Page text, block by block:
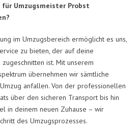
Umzugsmeister Probst
im Umzugsbereich ermöglicht es uns,
zu bieten, der auf deine
ist. Mit unserem
übernehmen wir sämtliche
anfallen. Von der professionellen
über den sicheren Transport bis hin
in deinem neuen Zuhause – wir
des Umzugsprozesses.